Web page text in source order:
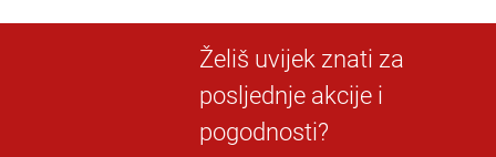
Želiš uvijek znati za
posljednje akcije i
pogodnosti?